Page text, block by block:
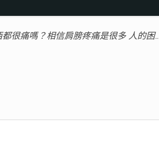
很痛嗎？相信肩膀疼痛是很多 人的困…